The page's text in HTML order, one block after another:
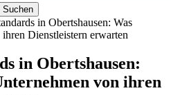
in Obertshausen: Was
Dienstleistern erwarten
in Obertshausen:
von ihren